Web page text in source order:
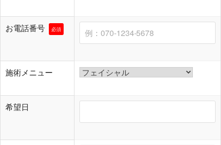
お電話番号 必須
施術メニュー
希望日